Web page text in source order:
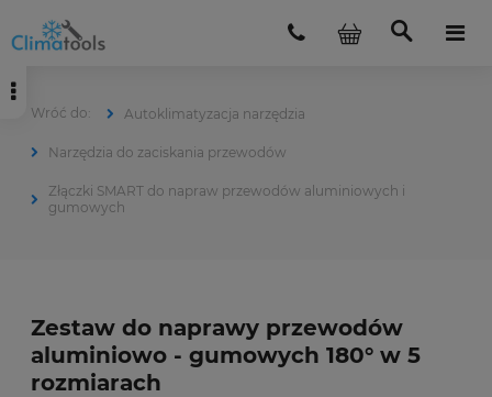
Autoklimatyzacja narzędzia
Narzędzia do zaciskania przewodów
Złączki SMART do napraw przewodów aluminiowych i
gumowych
Zestaw do naprawy przewodów
aluminiowo - gumowych 180° w 5
rozmiarach